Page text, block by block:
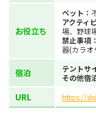
お役立ち
ペット：
アクティ
場、野球
禁止事項：
器(カラオ
宿泊 テントサ
その他宿
URL https://